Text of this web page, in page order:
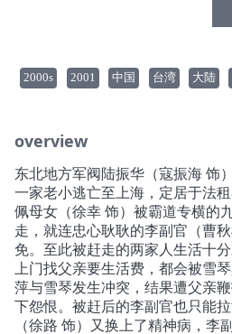
2000s 2001 中国 台湾 大陆
overview
东北地方军阀陆振华（寇振海 饰
一家老小逃亡至上海，定居于法
佩母女（徐幸 饰）被霸道专横的
走，就连忠心耿耿的李副官（曹
免。至此被赶走的两家人生活十
上门找父亲要生活费，都会被雪
萍与雪琴发生冲突，结果遭父亲
下怨恨。被赶后的李副官也只能
（徐路 饰）又换上了精神病，李